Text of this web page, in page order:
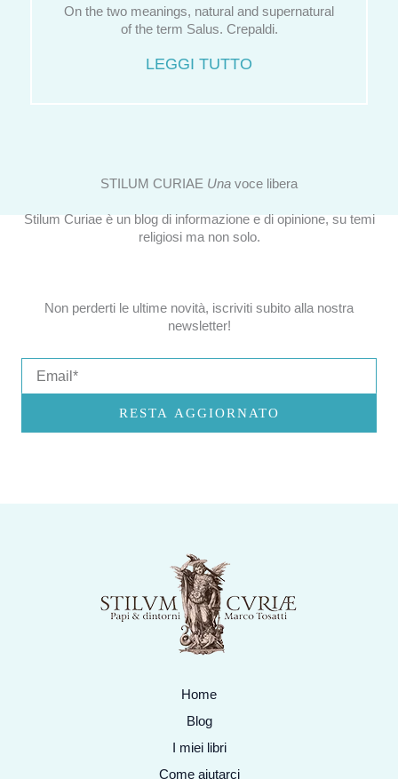
On the two meanings, natural and supernatural
of the term Salus. Crepaldi.
LEGGI TUTTO
STILUM CURIAE Una voce libera
Stilum Curiae è un blog di informazione e di opinione, su temi
religiosi ma non solo.
Non perderti le ultime novità, iscriviti subito alla nostra
newsletter!
RESTA AGGIORNATO
Home
Blog
I miei libri
Come aiutarci